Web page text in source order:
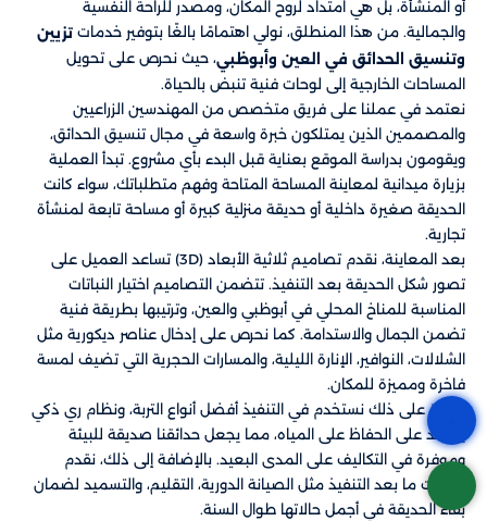
أو المنشأة، بل هي امتداد لروح المكان، ومصدر للراحة النفسية
والجمالية. من هذا المنطلق، نولي اهتمامًا بالغًا بتوفير خدمات تزيين
وتنسيق الحدائق في العين وأبوظبي، حيث نحرص على تحويل
المساحات الخارجية إلى لوحات فنية تنبض بالحياة.
نعتمد في عملنا على فريق متخصص من المهندسين الزراعيين
والمصممين الذين يمتلكون خبرة واسعة في مجال تنسيق الحدائق،
ويقومون بدراسة الموقع بعناية قبل البدء بأي مشروع. تبدأ العملية
بزيارة ميدانية لمعاينة المساحة المتاحة وفهم متطلباتك، سواء كانت
الحديقة صغيرة داخلية أو حديقة منزلية كبيرة أو مساحة تابعة لمنشأة
تجارية.
بعد المعاينة، نقدم تصاميم ثلاثية الأبعاد (3D) تساعد العميل على
تصور شكل الحديقة بعد التنفيذ. تتضمن التصاميم اختيار النباتات
المناسبة للمناخ المحلي في أبوظبي والعين، وترتيبها بطريقة فنية
تضمن الجمال والاستدامة. كما نحرص على إدخال عناصر ديكورية مثل
الشلالات، النوافير، الإنارة الليلية، والمسارات الحجرية التي تضيف لمسة
فاخرة ومميزة للمكان.
علاوة على ذلك نستخدم في التنفيذ أفضل أنواع التربة، ونظام ري ذكي
يساعد على الحفاظ على المياه، مما يجعل حدائقنا صديقة للبيئة
وموفرة في التكاليف على المدى البعيد. بالإضافة إلى ذلك، نقدم
خدمات ما بعد التنفيذ مثل الصيانة الدورية، التقليم، والتسميد لضمان
بقاء الحديقة في أجمل حالاتها طوال السنة.